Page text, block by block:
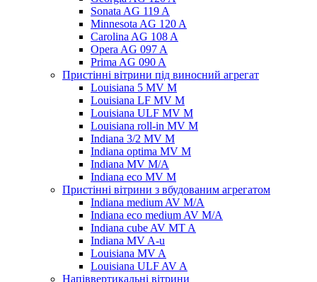
Sonata AG 119 A
Minnesota AG 120 A
Carolina AG 108 A
Opera AG 097 A
Prima AG 090 A
Пристінні вітрини під виносний агрегат
Louisiana 5 MV M
Louisiana LF MV M
Louisiana ULF MV M
Louisiana roll-in MV M
Indiana 3/2 MV M
Indiana optima MV M
Indiana MV M/A
Indiana eco MV M
Пристінні вітрини з вбудованим агрегатом
Indiana medium AV M/A
Indiana eco medium AV M/A
Indiana cube AV MT A
Indiana MV A-u
Louisiana MV A
Louisiana ULF AV A
Напіввертикальні вітрини